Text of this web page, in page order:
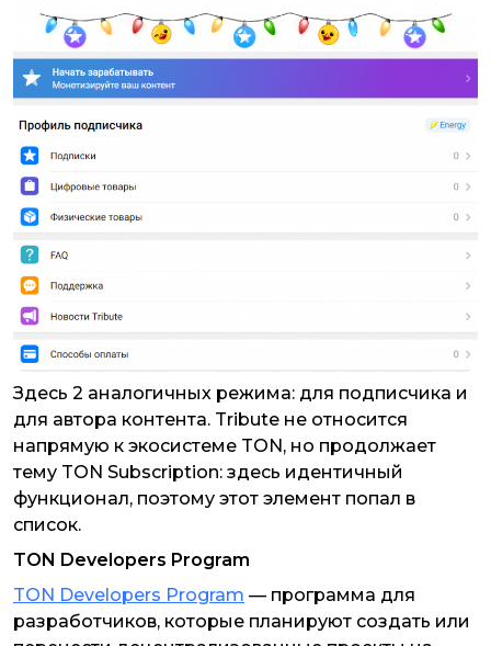
Здесь 2 аналогичных режима: для подписчика и
для автора контента. Tribute не относится
напрямую к экосистеме TON, но продолжает
тему TON Subscription: здесь идентичный
функционал, поэтому этот элемент попал в
список.
TON Developers Program
TON Developers Program — программа для
разработчиков, которые планируют создать или